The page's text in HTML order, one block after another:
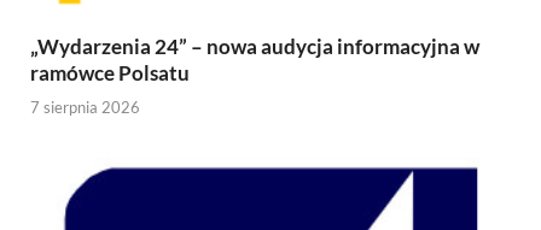
„Wydarzenia 24” – nowa audycja informacyjna w
ramówce Polsatu
7 sierpnia 2026